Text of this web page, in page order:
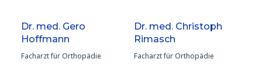
Dr. med. Gero
Hoffmann
Facharzt für Orthopädie
Dr. med. Christoph
Rimasch
Facharzt für Orthopädie